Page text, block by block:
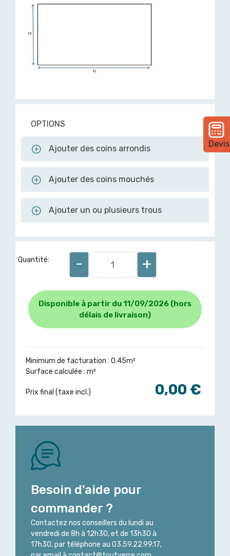
Devis
OPTIONS
Ajouter des coins arrondis
Ajouter des coins mouchés
Ajouter un ou plusieurs trous
Quantité: - +
Disponible à partir du 11/09/2026 (hors
délais de livraison)
Minimum de facturation : 0.45m²
Surface calculée : m²
Prix final (taxe incl.) 0,00 €
Besoin d'aide pour
commander ?
Contactez nos conseillers du lundi au
vendredi de 8h à 12h30, et de 13h30 à
17h30, par téléphone au 03.59.22.99.17,